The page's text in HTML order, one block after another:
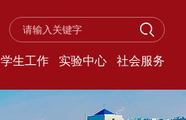
学生工作 实验中心 社会服务